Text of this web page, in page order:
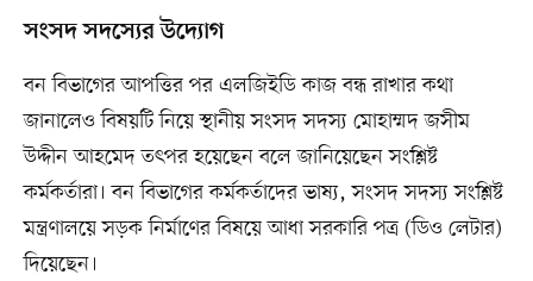
সংসদ সদস্যের উদ্যোগ
বন বিভাগের আপত্তির পর এলজিইডি কাজ বন্ধ রাখার কথা
জানালেও বিষয়টি নিয়ে স্থানীয় সংসদ সদস্য মোহাম্মদ জসীম
উদ্দীন আহমেদ তৎপর হয়েছেন বলে জানিয়েছেন সংশ্লিষ্ট
কর্মকর্তারা। বন বিভাগের কর্মকর্তাদের ভাষ্য, সংসদ সদস্য সংশ্লিষ্ট
মন্ত্রণালয়ে সড়ক নির্মাণের বিষয়ে আধা সরকারি পত্র (ডিও লেটার)
দিয়েছেন।